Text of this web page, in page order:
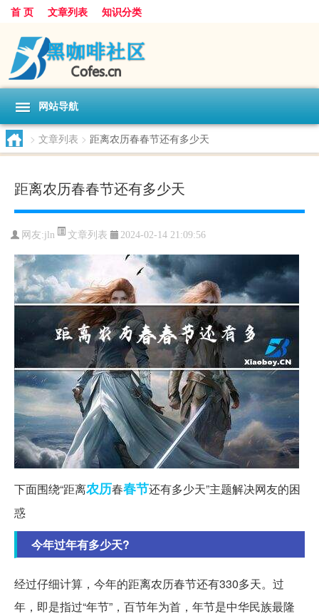
首 页 文章列表 知识分类
网站导航
> 文章列表 > 距离农历春春节还有多少天
距离农历春春节还有多少天
网友:jln 文章列表 2024-02-14 21:09:56
下面围绕“距离农历春春节还有多少天”主题解决网友的困
惑
今年过年有多少天?
经过仔细计算，今年的距离农历春节还有330多天。过
年，即是指过“年节”，百节年为首，年节是中华民族最隆